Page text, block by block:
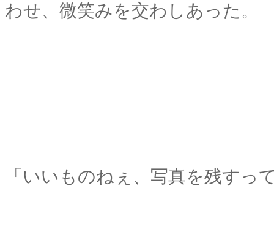
わせ、微笑みを交わしあった。
「いいものねぇ、写真を残すっ